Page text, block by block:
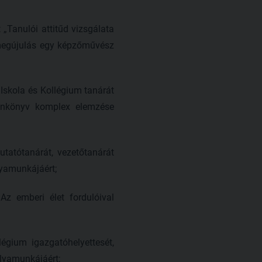
attitűd vizsgálata
egy képzőművész
és Kollégium tanárát
komplex elemzése
vezetőtanárát
emberi élet fordulóival
igazgatóhelyettesét,